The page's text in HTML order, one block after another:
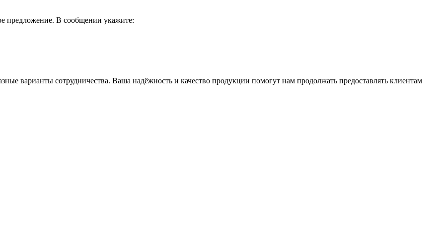
предложение. В сообщении укажите:
варианты сотрудничества. Ваша надёжность и качество продукции помогут нам продолжать предоставлять клиентам